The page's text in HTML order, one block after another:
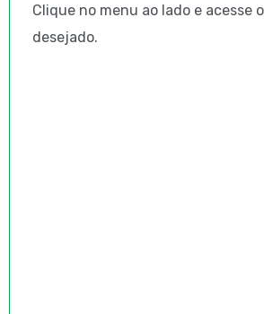
Clique no menu ao lado e acesse
desejado.